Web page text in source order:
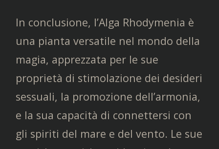
In conclusione, l’Alga Rhodymenia è
una pianta versatile nel mondo della
magia, apprezzata per le sue
proprietà di stimolazione dei desideri
sessuali, la promozione dell’armonia,
e la sua capacità di connettersi con
gli spiriti del mare e del vento. Le sue